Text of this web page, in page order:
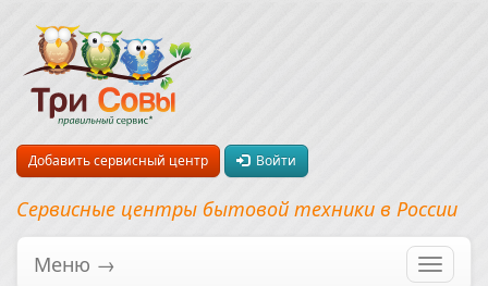
Добавить сервисный центр Войти
Сервисные центры бытовой техники в России
Меню →